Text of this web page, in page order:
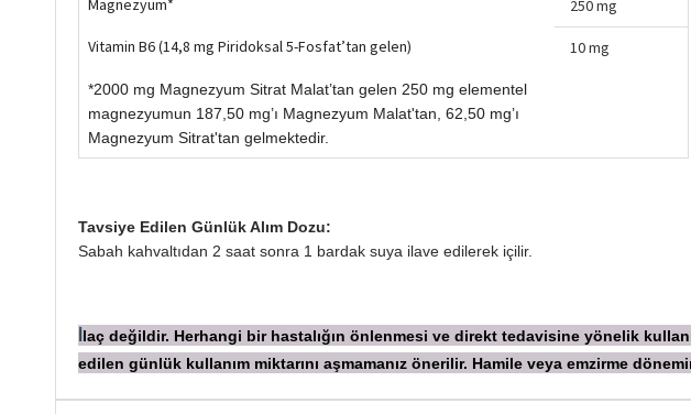
Magnezyum* 250 mg
Vitamin B6 (14,8 mg Piridoksal 5-Fosfat’tan gelen) 10 mg
*2000 mg Magnezyum Sitrat Malat’tan gelen 250 mg elementel
magnezyumun 187,50 mg’ı Magnezyum Malat'tan, 62,50 mg’ı
Magnezyum Sitrat'tan gelmektedir.
Tavsiye Edilen Günlük Alım Dozu:
Sabah kahvaltıdan 2 saat sonra 1 bardak suya ilave edilerek içilir.
laç değildir. Herhangi bir hastalığın önlenmesi ve direkt tedavisine yönelik
edilen günlük kullanım miktarını aşmamanız önerilir. Hamile veya emzirme